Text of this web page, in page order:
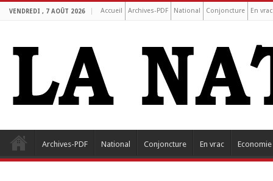
VENDREDI , 7 AOÛT 2026 Accueil Archives-PDF National Conjoncture En vrac
Archives-PDF National Conjoncture En vrac Economie